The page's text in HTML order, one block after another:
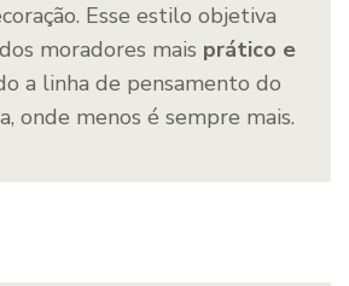
Esse estilo objetiva
moradores mais prático e
a linha de pensamento do
onde menos é sempre mais.